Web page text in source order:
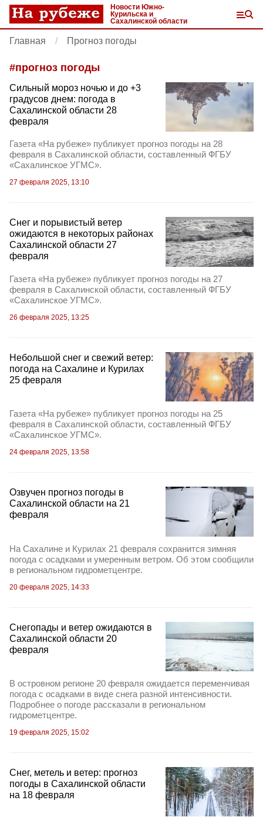
Новости Южно-
Курильска и
Сахалинской области
Главная Прогноз погоды
#прогноз погоды
Сильный мороз ночью и до +3
градусов днем: погода в
Сахалинской области 28
февраля
Газета «На рубеже» публикует прогноз погоды на 28
февраля в Сахалинской области, составленный ФГБУ
«Сахалинское УГМС».
27 февраля 2025, 13:10
Снег и порывистый ветер
ожидаются в некоторых районах
Сахалинской области 27
февраля
Газета «На рубеже» публикует прогноз погоды на 27
февраля в Сахалинской области, составленный ФГБУ
«Сахалинское УГМС».
26 февраля 2025, 13:25
Небольшой снег и свежий ветер:
погода на Сахалине и Курилах
25 февраля
Газета «На рубеже» публикует прогноз погоды на 25
февраля в Сахалинской области, составленный ФГБУ
«Сахалинское УГМС».
24 февраля 2025, 13:58
Озвучен прогноз погоды в
Сахалинской области на 21
февраля
На Сахалине и Курилах 21 февраля сохранится зимняя
погода с осадками и умеренным ветром. Об этом сообщили
в региональном гидрометцентре.
20 февраля 2025, 14:33
Cнегопады и ветер ожидаются в
Сахалинской области 20
февраля
В островном регионе 20 февраля ожидается переменчивая
погода с осадками в виде снега разной интенсивности.
Подробнее о погоде рассказали в региональном
гидрометцентре.
19 февраля 2025, 15:02
Снег, метель и ветер: прогноз
погоды в Сахалинской области
на 18 февраля